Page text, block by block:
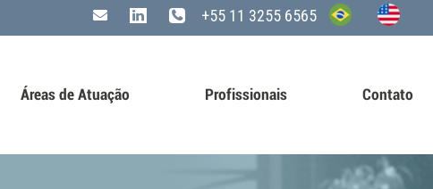
+55 11 3255 6565
Áreas de Atuação Profissionais Contato